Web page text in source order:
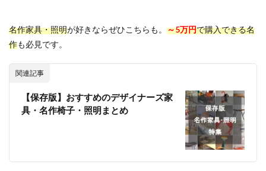
名作家具・照明が好きならぜひこちらも。 ～5万円で購入できる名
作も必見です。
関連記事
【保存版】おすすめのデザイナーズ家
具・名作椅子・照明まとめ